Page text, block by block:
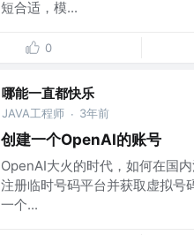
短合适，模...
0
哪能一直都快乐
JAVA工程师 · 3年前
创建一个OpenAI的账号
OpenAI大火的时代，如何在国
注册临时号码平台并获取虚拟号
一个...